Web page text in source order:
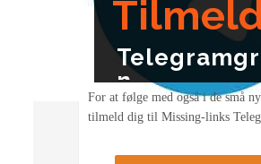
n
For at følge med også i de små
tilmeld dig til Missing-links